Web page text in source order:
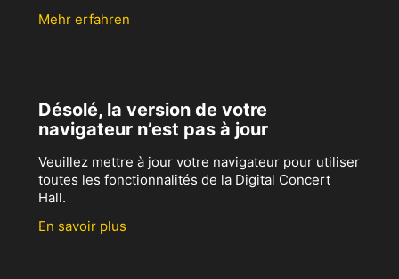
Mehr erfahren
Désolé, la version de votre
navigateur n’est pas à jour
Veuillez mettre à jour votre navigateur pour utiliser
toutes les fonctionnalités de la Digital Concert
Hall.
En savoir plus